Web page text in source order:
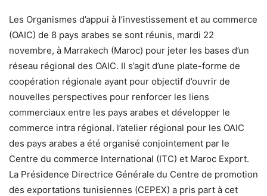
Les Organismes d’appui à l’investissement et au commerce
(OAIC) de 8 pays arabes se sont réunis, mardi 22
novembre, à Marrakech (Maroc) pour jeter les bases d’un
réseau régional des OAIC. Il s’agit d’une plate-forme de
coopération régionale ayant pour objectif d’ouvrir de
nouvelles perspectives pour renforcer les liens
commerciaux entre les pays arabes et développer le
commerce intra régional. l’atelier régional pour les OAIC
des pays arabes a été organisé conjointement par le
Centre du commerce International (ITC) et Maroc Export.
La Présidence Directrice Générale du Centre de promotion
des exportations tunisiennes (CEPEX) a pris part à cet